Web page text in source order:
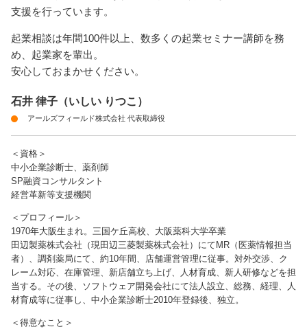
支援を行っています。
起業相談は年間100件以上、数多くの起業セミナー講師を務
め、起業家を輩出。
安心しておまかせください。
石井 律子（いしい りつこ）
アールズフィールド株式会社 代表取締役
＜資格＞
中小企業診断士、薬剤師
SP融資コンサルタント
経営革新等支援機関
＜プロフィール＞
1970年大阪生まれ。三国ケ丘高校、大阪薬科大学卒業
田辺製薬株式会社（現田辺三菱製薬株式会社）にてMR（医薬情報担当
者）、調剤薬局にて、約10年間、店舗運営管理に従事。対外交渉、ク
レーム対応、在庫管理、新店舗立ち上げ、人材育成、新人研修などを担
当する。その後、ソフトウェア開発会社にて法人設立、総務、経理、人
材育成等に従事し、中小企業診断士2010年登録後、独立。
＜得意なこと＞